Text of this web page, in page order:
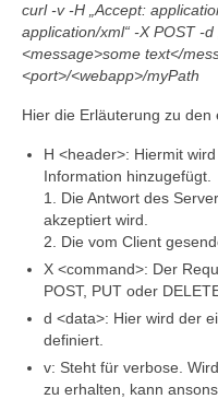
curl -v -H „Accept:
application/xml“ -X POST -d
<message>some text</
<port>/<webapp>/myPath
Hier die Erläuterung zu den
H <header>: Hiermit
Information hinzugefügt.
1. Die Antwort des
akzeptiert wird.
2. Die vom Client
X <command>: Der
POST, PUT oder
d <data>: Hier wird der
definiert.
v: Steht für verbose.
zu erhalten, kann